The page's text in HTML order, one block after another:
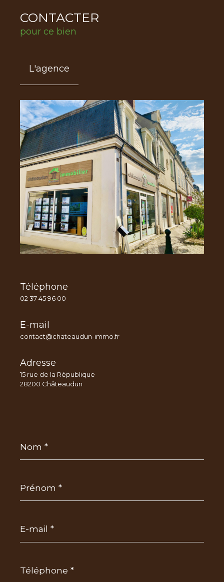
CONTACTER
pour ce bien
L'agence
Téléphone
02 37 45 96 00
E-mail
contact@chateaudun-immo.fr
Adresse
15 rue de la République
28200 Châteaudun
*
*
mail
*